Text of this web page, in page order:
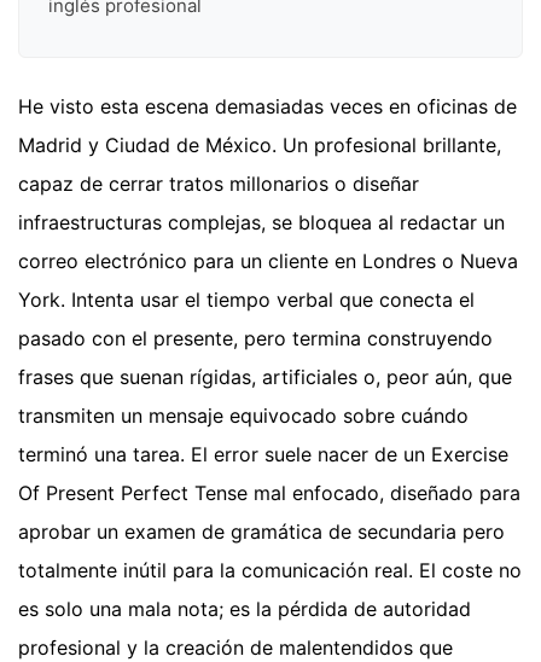
inglés profesional
He visto esta escena demasiadas veces en oficinas de
Madrid y Ciudad de México. Un profesional brillante,
capaz de cerrar tratos millonarios o diseñar
infraestructuras complejas, se bloquea al redactar un
correo electrónico para un cliente en Londres o Nueva
York. Intenta usar el tiempo verbal que conecta el
pasado con el presente, pero termina construyendo
frases que suenan rígidas, artificiales o, peor aún, que
transmiten un mensaje equivocado sobre cuándo
terminó una tarea. El error suele nacer de un Exercise
Of Present Perfect Tense mal enfocado, diseñado para
aprobar un examen de gramática de secundaria pero
totalmente inútil para la comunicación real. El coste no
es solo una mala nota; es la pérdida de autoridad
profesional y la creación de malentendidos que